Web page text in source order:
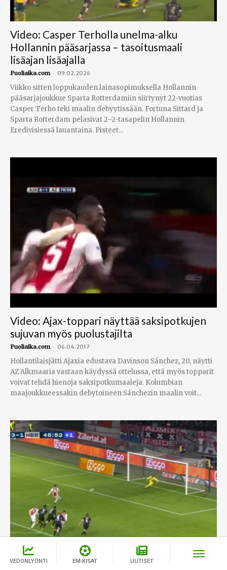
Video: Casper Terholla unelma-alku
Hollannin pääsarjassa – tasoitusmaali
lisäajan lisäajalla
Puoliaika.com - 09.02.2026
Viikko sitten loppukauden lainasopimuksella Hollannin
pääsarjajoukkue Sparta Rotterdamiin siirtynyt 22-vuotias
Casper Terho teki maalin debyytissään. Fortuna Sittard ja
Sparta Rotterdam pelasivat 2–2-tasapelin Hollannin
Eredivisiessä lauantaina. Pisteet...
Video: Ajax-toppari näyttää saksipotkujen
sujuvan myös puolustajilta
Puoliaika.com - 06.04.2017
Hollantilaisjätti Ajaxia edustava Davinson Sánchez, 20, näytti
AZ Alkmaaria vastaan käydyssä ottelussa, että myös topparit
voivat tehdä hienoja saksipotkumaaleja. Kolumbian
maajoukkueessakin debytoineen Sánchezin maalin voit...